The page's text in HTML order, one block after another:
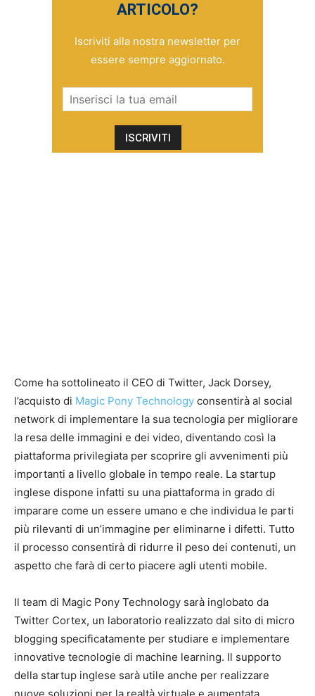
ARTICOLO?
Iscriviti alla nostra newsletter per
essere sempre aggiornato.
Come ha sottolineato il CEO di Twitter, Jack Dorsey,
l’acquisto di Magic Pony Technology consentirà al social
network di implementare la sua tecnologia per migliorare
la resa delle immagini e dei video, diventando così la
piattaforma privilegiata per scoprire gli avvenimenti più
importanti a livello globale in tempo reale. La startup
inglese dispone infatti su una piattaforma in grado di
imparare come un essere umano e che individua le parti
più rilevanti di un’immagine per eliminarne i difetti. Tutto
il processo consentirà di ridurre il peso dei contenuti, un
aspetto che farà di certo piacere agli utenti mobile.
Il team di Magic Pony Technology sarà inglobato da
Twitter Cortex, un laboratorio realizzato dal sito di micro
blogging specificatamente per studiare e implementare
innovative tecnologie di machine learning. Il supporto
della startup inglese sarà utile anche per realizzare